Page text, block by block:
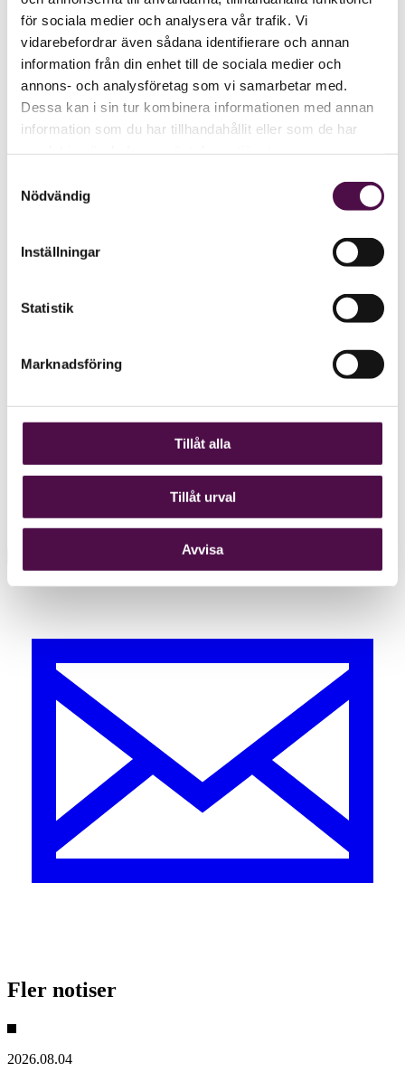
för sociala medier och analysera vår trafik. Vi
vidarebefordrar även sådana identifierare och annan
information från din enhet till de sociala medier och
annons- och analysföretag som vi samarbetar med.
Dessa kan i sin tur kombinera informationen med annan
information som du har tillhandahållit eller som de har
Nödvändig
Inställningar
Statistik
Marknadsföring
Tillåt alla
Tillåt urval
Avvisa
Fler notiser
2026.08.04